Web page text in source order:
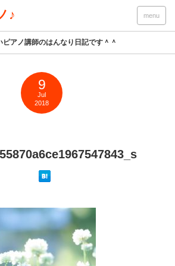
♪ menu
アノ講師のはんなり日記です＾＾
9
Jul
2018